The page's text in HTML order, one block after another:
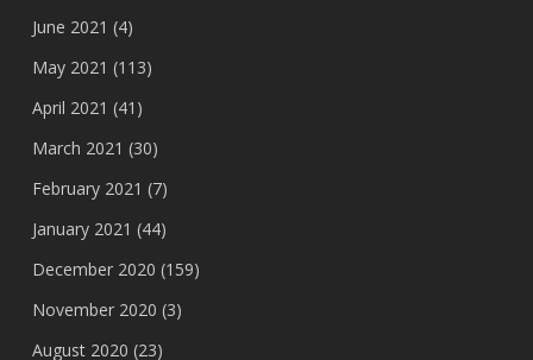
June 2021 (4)
May 2021 (113)
April 2021 (41)
March 2021 (30)
February 2021 (7)
January 2021 (44)
December 2020 (159)
November 2020 (3)
August 2020 (23)